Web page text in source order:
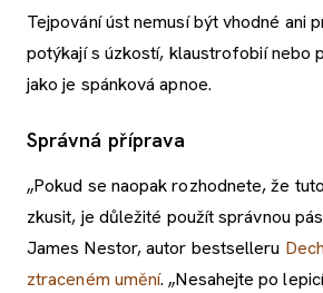
Tejpování úst nemusí být vhodné ani
potýkají s úzkostí, klaustrofobií nebo
jako je spánková apnoe.
Správná příprava
„Pokud se naopak rozhodnete, že
zkusit, je důležité použít správnou
James Nestor, autor bestselleru
ztraceném umění. „Nesahejte po